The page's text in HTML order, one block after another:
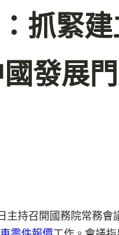
抓緊
發展
主持召開國務院常務會